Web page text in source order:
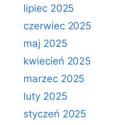
lipiec 2025
czerwiec 2025
maj 2025
kwiecień 2025
marzec 2025
luty 2025
styczeń 2025